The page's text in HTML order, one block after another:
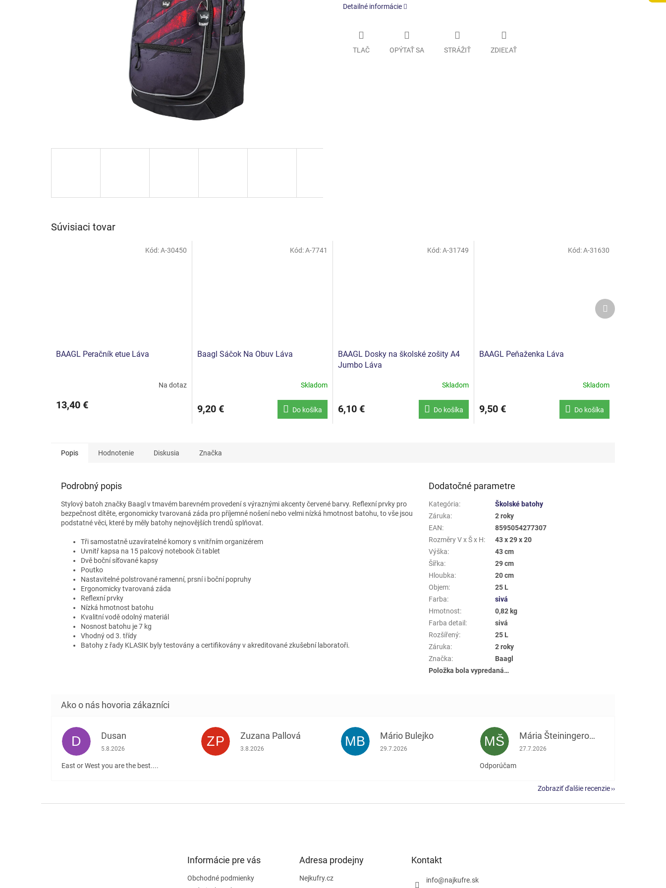
Detailné informácie
TLAČ OPÝTAŤ SA STRÁŽIŤ ZDIEĽAŤ
Súvisiaci tovar
BAAGL Peračník etue Láva
Na dotaz
13,40 €
Kód:A-30450
Baagl Sáčok Na Obuv Láva
Skladom
9,20 € Do košíka
Kód:A-7741
BAAGL Dosky na školské zošity A4
Jumbo Láva
Skladom
6,10 € Do košíka
Kód:A-31749
BAAGL Peňaženka Láva
Skladom
9,50 € Do košíka
Kód:A-31630
Ďalší
produkt
Popis Hodnotenie Diskusia Značka
Podrobný popis
Stylový batoh značky Baagl v tmavém barevném provedení s výraznými akcenty červené barvy. Reflexní prvky pro
bezpečnost dítěte, ergonomicky tvarovaná záda pro příjemné nošení nebo velmi nízká hmotnost batohu, to vše jsou
podstatné věci, které by měly batohy nejnovějších trendů splňovat.
Tři samostatně uzavíratelné komory s vnitřním organizérem
Uvnitř kapsa na 15 palcový notebook či tablet
Dvě boční síťované kapsy
Poutko
Nastavitelné polstrované ramenní, prsní i boční popruhy
Ergonomicky tvarovaná záda
Reflexní prvky
Nízká hmotnost batohu
Kvalitní vodě odolný materiál
Nosnost batohu je 7 kg
Vhodný od 3. třídy
Batohy z řady KLASIK byly testovány a certifikovány v akreditované zkušební laboratoři.
Dodatočné parametre
Kategória:
Školské batohy
Záruka:
2 roky
EAN:
8595054277307
Rozměry V x Š x H:
43 x 29 x 20
Výška:
43 cm
Šířka:
29 cm
Hloubka:
20 cm
Objem:
25 L
Farba:
sivá
Hmotnost:
0,82 kg
Farba detail :
sivá
Rozšířený:
25 L
Záruka:
2 roky
Značka:
Baagl
Položka bola vypredaná…
D Dusan
Hodnotenie obchodu je 5 z 5 hviezdičiek.
5.8.2026
East or West you are the best....
ZP Zuzana Pallová
Hodnotenie obchodu je 5 z 5 hviezdičiek.
3.8.2026 MB Mário Bulejko
Hodnotenie obchodu je 5 z 5 hviezdičiek.
29.7.2026 MŠ Mária Šteiningerová
Hodnotenie obchodu je 5 z 5 hviezdičiek.
27.7.2026
Odporúčam
Zobraziť ďalšie recenzie
Informácie pre vás
Obchodné podmienky
Adresa prodejny
Nejkufry.cz
Kontakt
info@najkufre.sk